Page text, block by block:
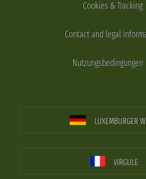
Cookies & Tracking
Contact and legal
Nutzungsbedingungen
LUXEMBURGER
VIRGULE